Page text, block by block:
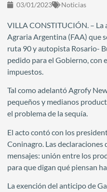
03/01/2023 Noticias
VILLA CONSTITUCIÓN. – La
Agraria Argentina (FAA) que
ruta 90 y autopista Rosario-
pedido para el Gobierno, con
impuestos.
Tal como adelantó Agrofy
pequeños y medianos
el problema de la sequía.
El acto contó con los
Coninagro. Las
mensajes: unión entre los
para que digan qué piensan
La exención del anticipo de